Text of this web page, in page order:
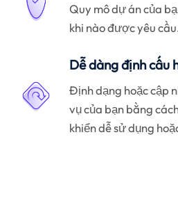
Quy mô dự án của
khi nào được yêu
Dễ dàng định cấu
Định dạng hoặc cập
vụ của bạn bằng
khiển dễ sử dụng